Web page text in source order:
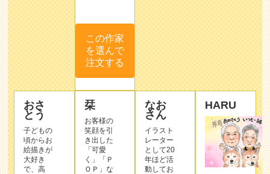
この作家
を選んで
注文する
おさ
とう
子どもの
頃からお
絵描きが
大好き
で、高
栞
お客様の
笑顔を引
き出した
「可愛
く」「Ｐ
ＯＰ」な
なお
さん
イラスト
レーター
として20
年ほど活
動してお
HARU